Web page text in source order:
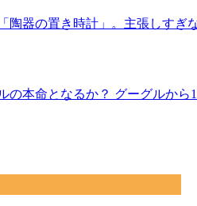
陶器の置き時計」。主張しすぎ
の本命となるか？ グーグルから